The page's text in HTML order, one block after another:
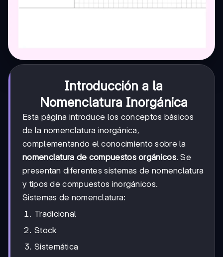
Introducción a la
Nomenclatura Inorgánica
Esta página introduce los conceptos básicos
de la nomenclatura inorgánica,
complementando el conocimiento sobre la
nomenclatura de compuestos orgánicos. Se
presentan diferentes sistemas de nomenclatura
y tipos de compuestos inorgánicos.
Sistemas de nomenclatura:
Tradicional
Stock
Sistemática